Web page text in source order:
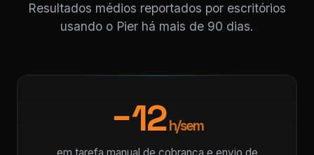
Resultados médios reportados por escritórios
usando o Pier há mais de 90 dias.
−12h/sem